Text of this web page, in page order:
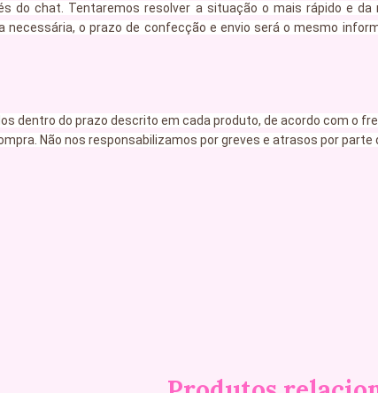
do chat. Tentaremos resolver a situação o mais rápido e da
necessária, o prazo de confecção e envio será o mesmo
dentro do prazo descrito em cada produto, de acordo com o
Não nos responsabilizamos por greves e atrasos por parte